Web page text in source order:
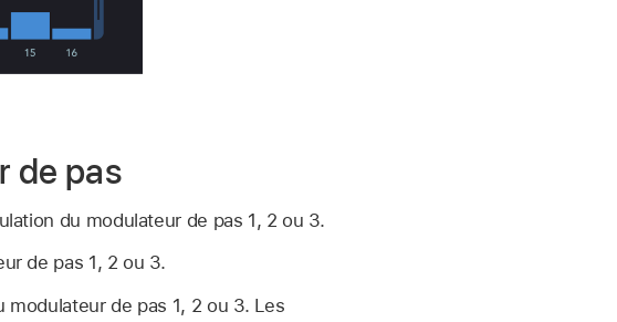
de pas
du modulateur de pas 1, 2 ou 3.
de pas 1, 2 ou 3.
de pas 1, 2 ou 3. Les